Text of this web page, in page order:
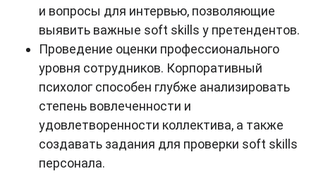
и вопросы для интервью, позволяющие
выявить важные soft skills у претендентов.
Проведение оценки профессионального
уровня сотрудников. Корпоративный
психолог способен глубже анализировать
степень вовлеченности и
удовлетворенности коллектива, а также
создавать задания для проверки soft skills
персонала.